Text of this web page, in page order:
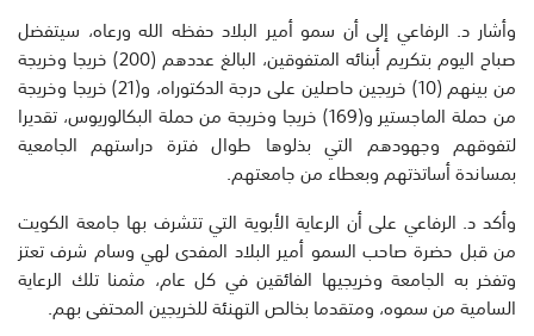
وأشار د. الرفاعي إلى أن سمو أمير البلاد حفظه الله ورعاه، سيتفضل
صباح اليوم بتكريم أبنائه المتفوقين، البالغ عددهم (
200) خريجا وخريجة
من بينهم (
10) خريجين حاصلين على درجة الدكتوراه، و(21) خريجا وخريجة
من حملة الماجستير و(169) خريجا وخريجة من حملة البكالوريوس، تقديرا
لتفوقهم وجهودهم التي بذلوها طوال فترة دراستهم الجامعية
بمساندة أساتذتهم وبعطاء من جامعتهم.
وأكد د. الرفاعي على أن الرعاية الأبوية التي تتشرف بها جامعة الكويت
من قبل حضرة صاحب السمو أمير البلاد المفدى لهي وسام شرف تعتز
وتفخر به الجامعة وخريجيها الفائقين في كل عام، مثمنا تلك الرعاية
السامية من سموه، ومتقدما بخالص التهنئة للخريجين المحتفى بهم.